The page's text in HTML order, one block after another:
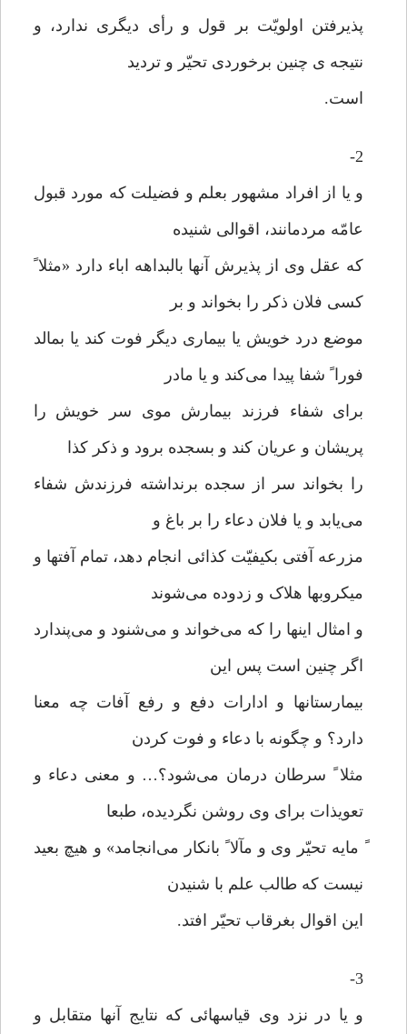
پذیرفتن اولویّت بر قول و رأی دیگری ندارد، و
نتیجه ی چنین برخوردی تحیّر و تردید
است.
2-
و یا از افراد مشهور بعلم و فضیلت که مورد قبول
عامّه مردمانند، اقوالی شنیده
که عقل وی از پذیرش آنها بالبداهه اباء دارد «مثلا ً
کسی فلان ذکر را بخواند و بر
موضع درد خویش یا بیماری دیگر فوت کند یا بمالد
فورا ً شفا پیدا می‌کند و یا مادر
برای شفاء فرزند بیمارش موی سر خویش را
پریشان و عریان کند و بسجده برود و ذکر کذا
را بخواند سر از سجده برنداشته فرزندش شفاء
می‌یابد و یا فلان دعاء را بر باغ و
مزرعه آفتی بکیفیّت کذائی انجام دهد، تمام آفتها و
میکروبها هلاک و زدوده می‌شوند
و امثال اینها را که می‌خواند و می‌شنود و می‌پندارد
اگر چنین است پس این
بیمارستانها و ادارات دفع و رفع آفات چه معنا
دارد؟ و چگونه با دعاء و فوت کردن
مثلا ً سرطان درمان می‌شود؟… و معنی دعاء و
تعویذات برای وی روشن نگردیده، طبعا
ً مایه تحیّر وی و مآلا ً بانکار می‌انجامد» و هیچ بعید
نیست که طالب علم با شنیدن
این اقوال بغرقاب تحیّر افتد.
3-
و یا در نزد وی قیاسهائی که نتایج آنها متقابل و